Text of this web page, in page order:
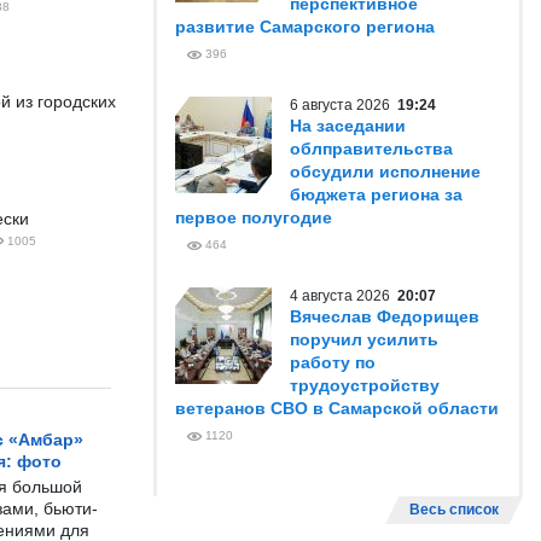
из городских
1005
«Амбар»
фото
большой
бьюти-
для
развитие Самарского региона
396
6 августа 2026 19:24
На заседании
облправительства
обсудили исполнение
бюджета региона за
первое полугодие
464
4 августа 2026 20:07
Вячеслав Федорищев
поручил усилить
работу по
трудоустройству
ветеранов СВО в Самарской области
1120
Весь список